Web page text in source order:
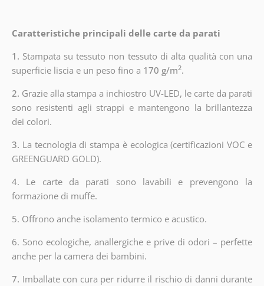
Caratteristiche principali delle carte da parati
1. Stampata su tessuto non tessuto di alta qualità con una
superficie liscia e un peso fino a 170 g/m2.
2. Grazie alla stampa a inchiostro UV-LED, le carte da parati
sono resistenti agli strappi e mantengono la brillantezza
dei colori.
3. La tecnologia di stampa è ecologica (certificazioni VOC e
GREENGUARD GOLD).
4. Le carte da parati sono lavabili e prevengono la
formazione di muffe.
5. Offrono anche isolamento termico e acustico.
6. Sono ecologiche, anallergiche e prive di odori – perfette
anche per la camera dei bambini.
7. Imballate con cura per ridurre il rischio di danni durante